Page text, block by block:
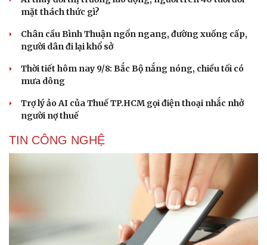
mặt thách thức gì?
Chân cầu Bình Thuận ngổn ngang, đường xuống cấp,
người dân đi lại khổ sở
Thời tiết hôm nay 9/8: Bắc Bộ nắng nóng, chiều tối có
mưa dông
Trợ lý ảo AI của Thuế TP.HCM gọi điện thoại nhắc nhở
người nợ thuế
TIN CÔNG NGHỆ